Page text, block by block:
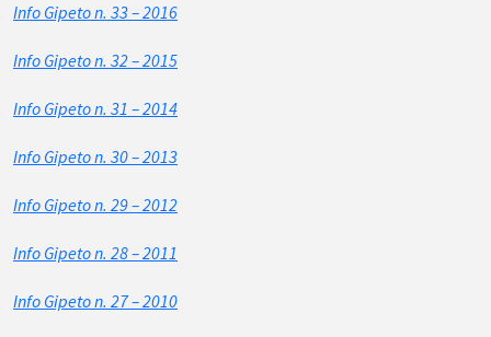
Info Gipeto n. 33 – 2016
Info Gipeto n. 32 – 2015
Info Gipeto n. 31 – 2014
Info Gipeto n. 30 – 2013
Info Gipeto n. 29 – 2012
Info Gipeto n. 28 – 2011
Info Gipeto n. 27 – 2010